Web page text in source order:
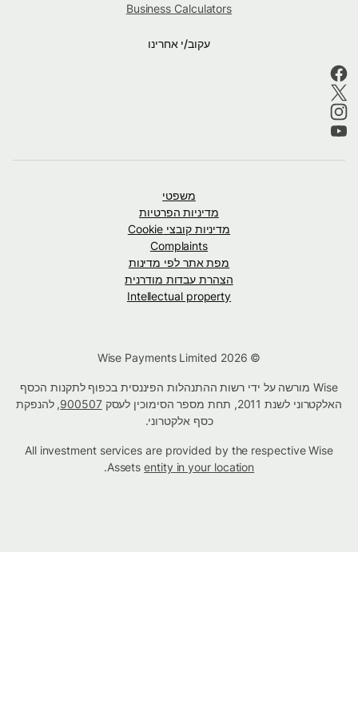
Business Calculators
עקוב/י אחרינו
משפטי
מדיניות הפרטיות
מדיניות קובצי Cookie
Complaints
מפת אתר לפי מדינות
הצהרת עבדות מודרנית
Intellectual property
Wise מורשה על ידי רשות ההתנהלות הפיננסית בכפוף לתקנות הכסף
האלקטרוני לשנת 2011, תחת מספר הסימוכין לעסק
900507, להנפקת
כסף אלקטרוני.
All investment services are provided by the respective Wise
Assetsentity in your location
.